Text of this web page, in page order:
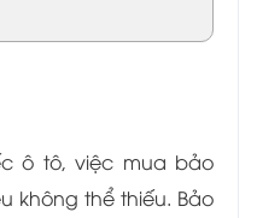
ô tô, việc mua bảo
không thể thiếu. Bảo